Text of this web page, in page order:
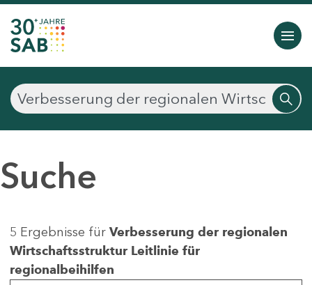
Suche
5 Ergebnisse für Verbesserung der regionalen
Wirtschaftsstruktur Leitlinie für
regionalbeihilfen